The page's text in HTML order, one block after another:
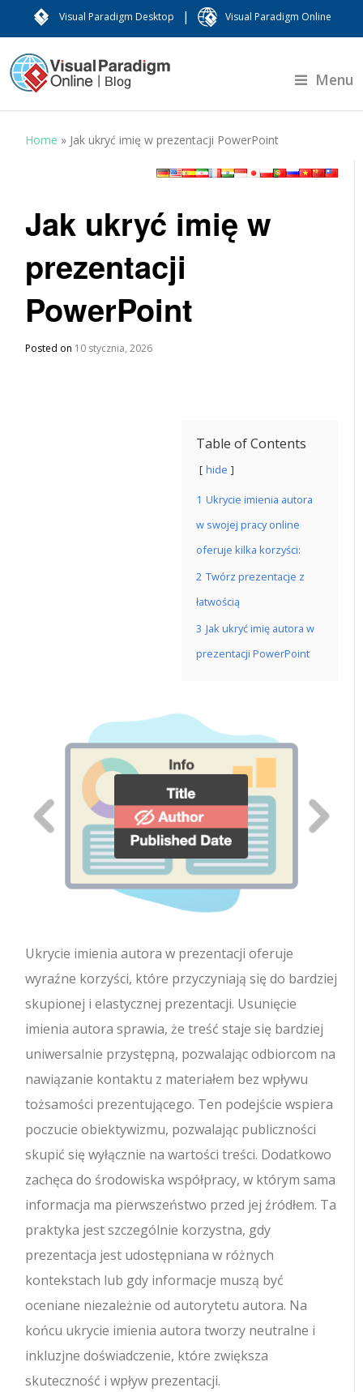
Visual Paradigm Desktop | Visual Paradigm Online
Menu
Home » Jak ukryć imię w prezentacji PowerPoint
Jak ukryć imię w
prezentacji
PowerPoint
Posted on 10 stycznia, 2026
Table of Contents
hide
1 Ukrycie imienia autora
w swojej pracy online
oferuje kilka korzyści:
2 Twórz prezentacje z
łatwością
3 Jak ukryć imię autora w
prezentacji PowerPoint
Ukrycie imienia autora w prezentacji oferuje
wyraźne korzyści, które przyczyniają się do bardziej
skupionej i elastycznej prezentacji. Usunięcie
imienia autora sprawia, że treść staje się bardziej
uniwersalnie przystępną, pozwalając odbiorcom na
nawiązanie kontaktu z materiałem bez wpływu
tożsamości prezentującego. Ten podejście wspiera
poczucie obiektywizmu, pozwalając publiczności
skupić się wyłącznie na wartości treści. Dodatkowo
zachęca do środowiska współpracy, w którym sama
informacja ma pierwszeństwo przed jej źródłem. Ta
praktyka jest szczególnie korzystna, gdy
prezentacja jest udostępniana w różnych
kontekstach lub gdy informacje muszą być
oceniane niezależnie od autorytetu autora. Na
końcu ukrycie imienia autora tworzy neutralne i
inkluzjne doświadczenie, które zwiększa
skuteczność i wpływ prezentacji.